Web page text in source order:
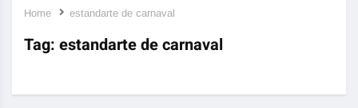
Home estandarte de carnaval
Tag: estandarte de carnaval